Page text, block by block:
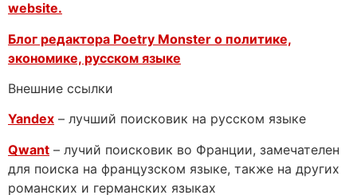
website.
Блог редактора Poetry Monster о политике,
экономике, русском языке
Внешние ссылки
Yandex – лучший поисковик на русском языке
Qwant – лучий поисковик во Франции, замечателен
для поиска на французском языке, также на других
романских и германских языках